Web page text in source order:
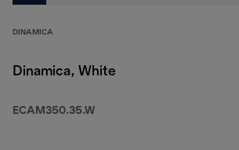
DINAMICA
Dinamica, White
ECAM350.35.W